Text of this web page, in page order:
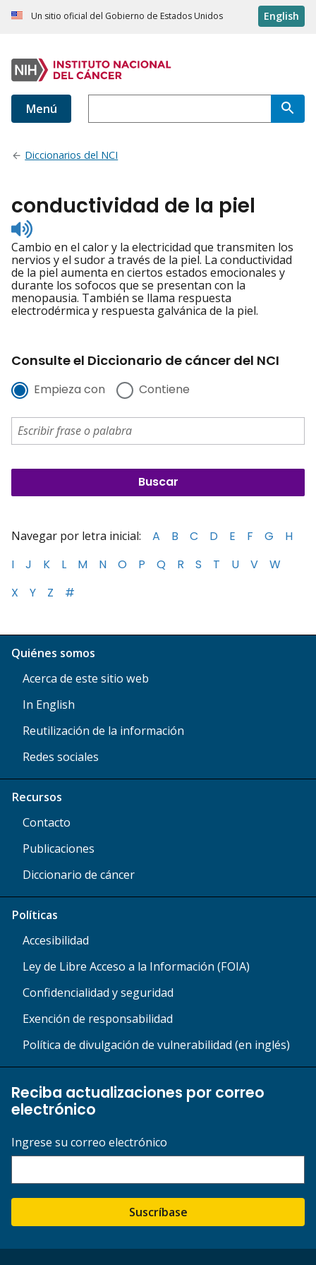
Un sitio oficial del Gobierno de Estados Unidos English
Menú
Diccionarios del NCI
conductividad de la piel
Listen
to
pronunciation
Cambio en el calor y la electricidad que transmiten los
nervios y el sudor a través de la piel. La conductividad
de la piel aumenta en ciertos estados emocionales y
durante los sofocos que se presentan con la
menopausia. También se llama respuesta
electrodérmica y respuesta galvánica de la piel.
Consulte el Diccionario de cáncer del NCI
Empieza con Contiene
Navegar por letra inicial: A B C D E F G
H
I
J K L M N O P Q R S T U V
W
X
Y Z #
Quiénes somos
Acerca de este sitio web
In English
Reutilización de la información
Redes sociales
Recursos
Contacto
Publicaciones
Diccionario de cáncer
Políticas
Accesibilidad
Ley de Libre Acceso a la Información (FOIA)
Confidencialidad y seguridad
Exención de responsabilidad
Política de divulgación de vulnerabilidad (en inglés)
Reciba actualizaciones por correo
electrónico
Ingrese su correo electrónico
Suscríbase